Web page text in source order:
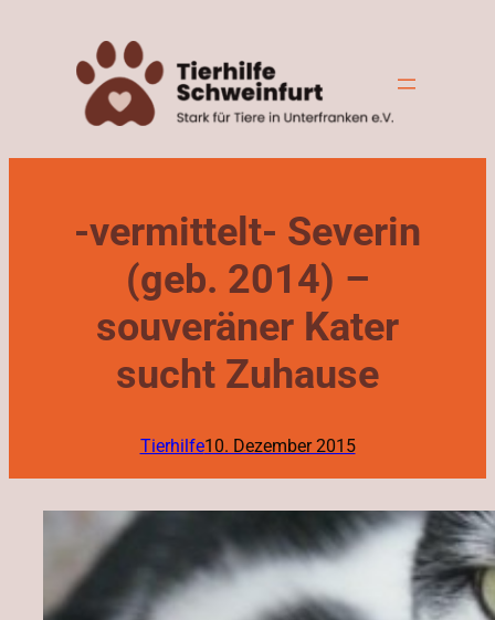
springen
-vermittelt- Severin
(geb. 2014) –
souveräner Kater
sucht Zuhause
Tierhilfe10. Dezember 2015